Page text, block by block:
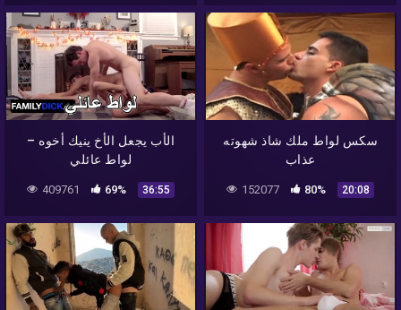
الأب يجعل الأخ ينيك أخوه –
لواط عائلي
409761 69% 36:55
سكس لواط ملك شاذ شهوته
عذاب
152077 80% 20:08